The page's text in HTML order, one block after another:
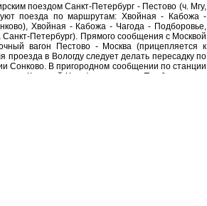
поездом Санкт-Петербург - Пестово (ч. Мгу,
поезда по маршрутам: Хвойная - Кабожа -
Хвойная - Кабожа - Чагода - Подборовье,
Петербург). Прямого сообщения с Москвой
вагон Пестово - Москва (прицепляется к
в Вологду следует делать пересадку по
Сонково. В пригородном сообщении по станции
Красный Холм), по станции Подборовье на